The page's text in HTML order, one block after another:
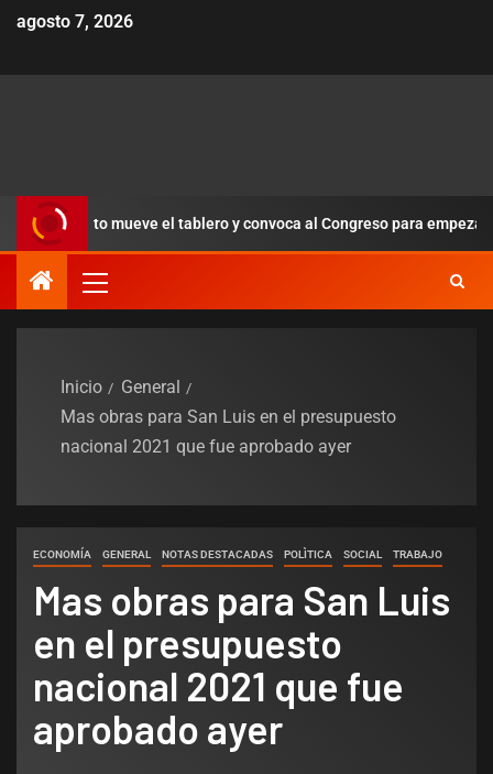
agosto 7, 2026
Alberto mueve el tablero y convoca al Congreso para empezar a
Inicio
General
Mas obras para San Luis en el presupuesto
nacional 2021 que fue aprobado ayer
ECONOMÍA GENERAL NOTAS DESTACADAS POLÌTICA SOCIAL TRABAJO
Mas obras para San Luis
en el presupuesto
nacional 2021 que fue
aprobado ayer